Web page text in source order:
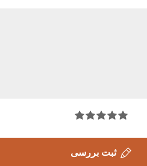
ثبت بررسی